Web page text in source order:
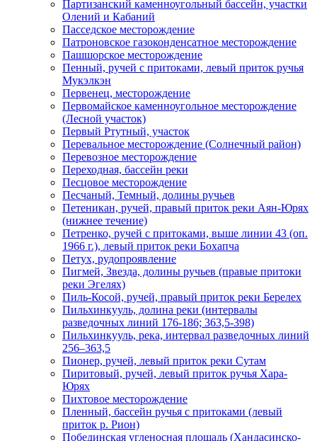
Партизанский каменноугольный бассейн, участки
Олений и Кабаний
Пасседское месторождение
Патроновское газоконденсатное месторождение
Пашшорское месторождение
Пенный, ручей с притоками, левый приток ручья
Мукэлкэн
Первенец, месторождение
Первомайское каменноугольное месторождение
(Лесной участок)
Первый Ртутный, участок
Перевальное месторождение (Солнечный район)
Перевозное месторождение
Переходная, бассейн реки
Песцовое месторождение
Песчаный, Темный, долины ручьев
Петеникан, ручей, правый приток реки Аян-Юрях
(нижнее течение)
Петренко, ручей с притоками, выше линии 43 (оп.
1966 г.), левый приток реки Бохапча
Петух, рудопроявление
Пигмей, Звезда, долины ручьев (правые притоки
реки Эгелях)
Пиль-Косой, ручей, правый приток реки Берелех
Пильхинкууль, долина реки (интервалы
разведочных линий 176-186; 363,5-398)
Пильхинкууль, река, интервал разведочных линий
256–363,5
Пионер, ручей, левый приток реки Сутам
Пиритовый, ручей, левый приток ручья Хара-
Юрях
Пихтовое месторождение
Пленный, бассейн ручья с притоками (левый
приток р. Рион)
Побединская угленосная площадь (Хандасинско-